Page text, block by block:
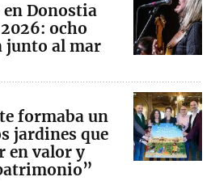
Donostia
ocho
junto al mar
formaba un
jardines que
en valor y